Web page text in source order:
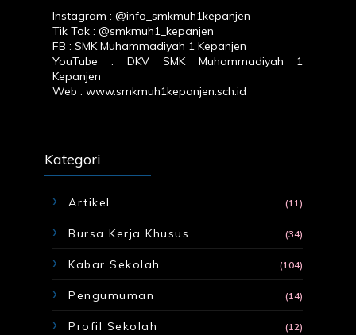
Instagram :@info_smkmuh1kepanjen
Tik Tok :@smkmuh1_kepanjen
FB :SMK Muhammadiyah 1 Kepanjen
YouTube :DKV SMK Muhammadiyah 1
Kepanjen
Web :www.smkmuh1kepanjen.sch.id
Kategori
Artikel (11)
Bursa Kerja Khusus (34)
Kabar Sekolah (104)
Pengumuman (14)
Profil Sekolah (12)